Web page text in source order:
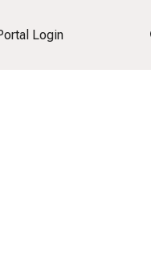
Login